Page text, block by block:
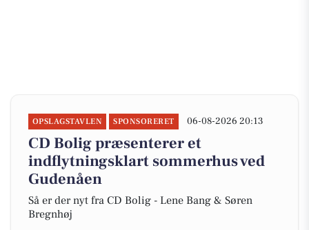
OPSLAGSTAVLEN SPONSORERET 06-08-2026 20:13
CD Bolig præsenterer et
indflytningsklart sommerhus ved
Gudenåen
Så er der nyt fra CD Bolig - Lene Bang & Søren
Bregnhøj